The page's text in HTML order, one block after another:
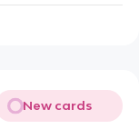
New cards